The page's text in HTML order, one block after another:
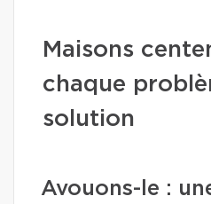
Maisons
chaque
solution
Avouons-le :